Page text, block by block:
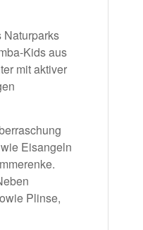
Naturparks
Kids aus
mit aktiver
Eisangeln
Plinse,